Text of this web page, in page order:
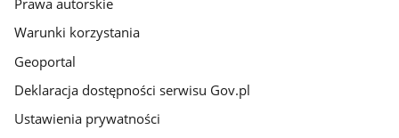
Prawa autorskie
Warunki korzystania
Geoportal
Deklaracja dostępności serwisu Gov.pl
Ustawienia prywatności